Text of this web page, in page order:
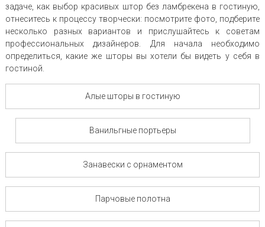
задаче, как выбор красивых штор без ламбрекена в гостиную,
отнеситесь к процессу творчески: посмотрите фото, подберите
несколько разных вариантов и прислушайтесь к советам
профессиональных дизайнеров. Для начала необходимо
определиться, какие же шторы вы хотели бы видеть у себя в
гостиной.
Алые шторы в гостиную
Ванильгные портьеры
Занавески с орнаментом
Парчовые полотна